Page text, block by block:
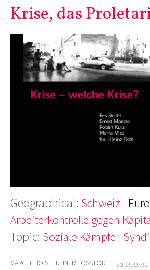
Krise, das
Geographical: Schweiz
Arbeiterkontrolle gegen
Topic: Soziale Kämpfe
MARCEL BOIS REINER TOSSTORFF SO, 09/09/12